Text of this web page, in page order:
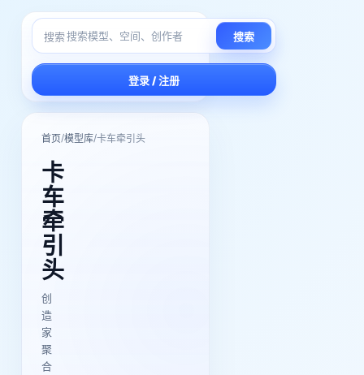
搜索 搜索
登录 / 注册
首页/模型库/卡车牵引头
卡
车
牵
引
头
创
造
家
聚
合